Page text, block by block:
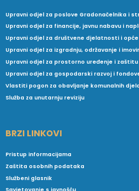
Upravni odjel za poslove Gradonačelnika i
Upravni odjel za financije, javnu nabavu i
Upravni odjel za društvene djelatnosti i
Upravni odjel za izgradnju, održavanje i
Upravni odjel za prostorno uređenje i
Upravni odjel za gospodarski razvoj i
Vlastiti pogon za obavljanje komunalnih
Služba za unutarnju reviziju
BRZI LINKOVI
Pristup informacijama
Zaštita osobnih podataka
Službeni glasnik